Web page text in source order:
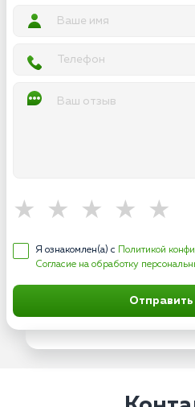
Я ознакомлен(а) с Политикой
Согласие на обработку
Отправить